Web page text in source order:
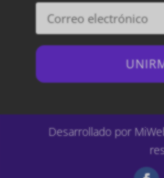
Desarrollado por